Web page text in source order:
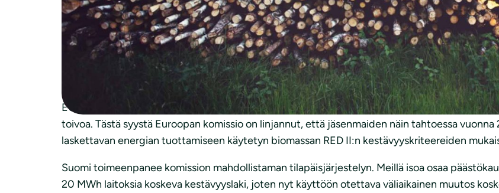
väliaikaisesta muuttamisesta
TEM028:00/2022
Kiitos mahdollisuudesta lausua valmisteilla olevasta hallituksen esityksestä.
EU:ssa uusiutuvan energian käyttöä edistävää direktiiviä on toimeenpantu osisssa, eikä
toivoa. Tästä syystä Euroopan komissio on linjannut, että jäsenmaiden näin tahtoessa
laskettavan energian tuottamiseen käytetyn biomassan RED II:n kestävyyskriteereiden
Suomi toimeenpanee komission mahdollistaman tilapäisjärjestelyn. Meillä isoa osaa
20 MWh laitoksia koskeva kestävyyslaki, joten nyt käyttöön otettava väliaikainen muutos